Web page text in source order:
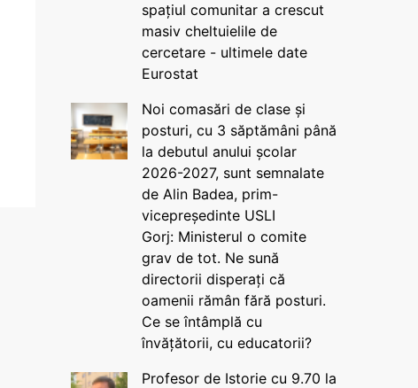
spațiul comunitar a crescut
masiv cheltuielile de
cercetare - ultimele date
Eurostat
Noi comasări de clase și
posturi, cu 3 săptămâni până
la debutul anului școlar
2026-2027, sunt semnalate
de Alin Badea, prim-
vicepreședinte USLI
Gorj: Ministerul o comite
grav de tot. Ne sună
directorii disperați că
oamenii rămân fără posturi.
Ce se întâmplă cu
învățătorii, cu educatorii?
Profesor de Istorie cu 9.70 la